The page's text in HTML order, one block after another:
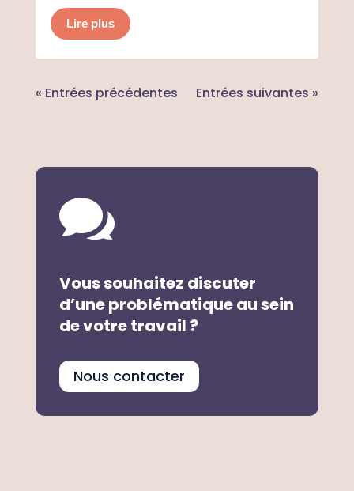
Lire plus
« Entrées précédentes Entrées suivantes »

Vous souhaitez discuter
d’une problématique au sein
de votre travail ?
Nous contacter